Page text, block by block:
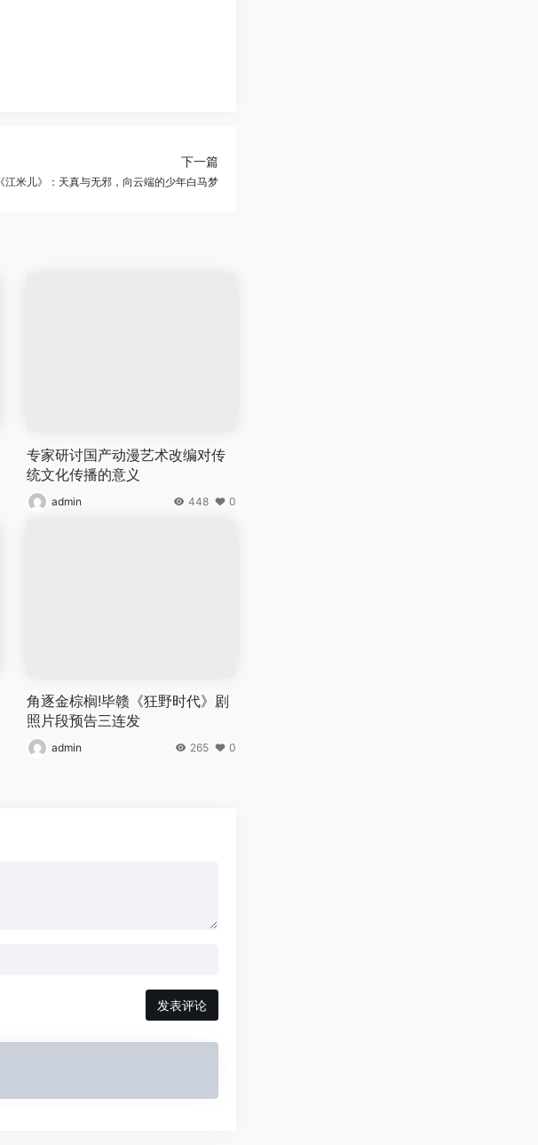
下一篇
《江米儿》：天真与无邪，向云端的少年白马梦
专家研讨国产动漫艺术改编对传
统文化传播的意义
admin 448 0
角逐金棕榈!毕赣《狂野时代》剧
照片段预告三连发
admin 265 0
发表评论